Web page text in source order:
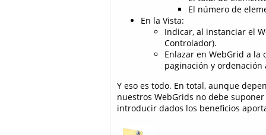
El número de
En la Vista:
Indicar, al instanciar el
Controlador).
Enlazar en WebGrid a
paginación y
Y eso es todo. En total, aunque
nuestros WebGrids no debe
introducir dados los beneficios